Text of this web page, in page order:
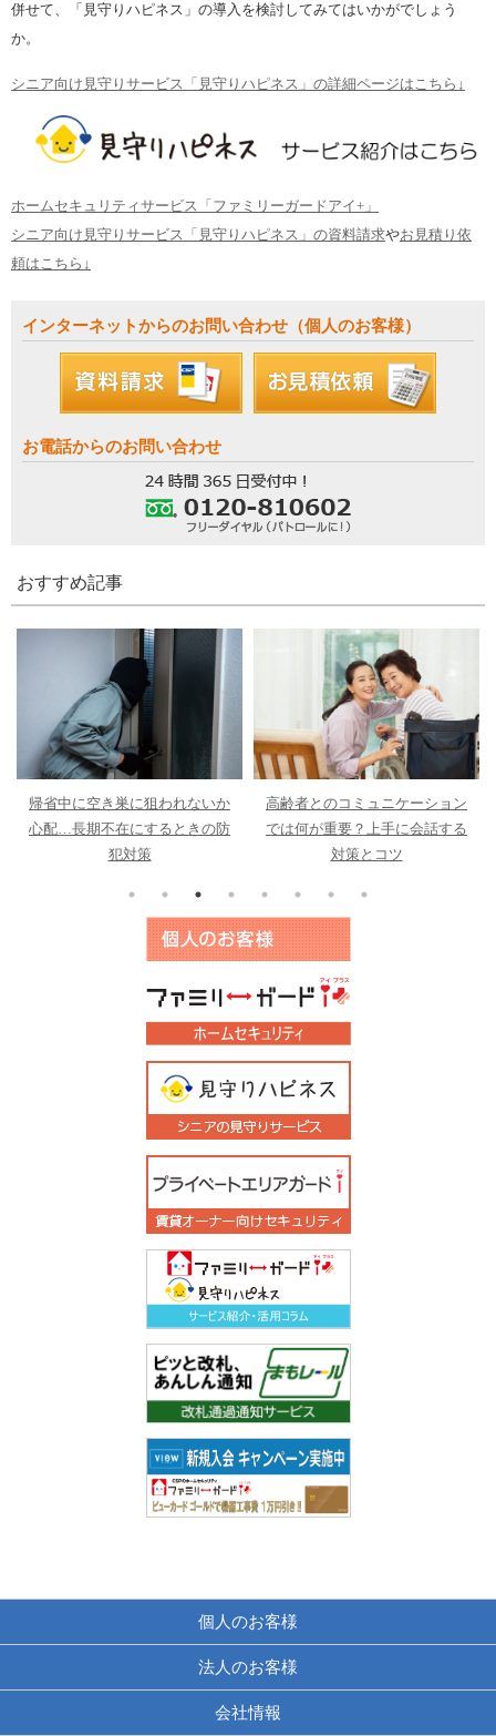
併せて、「見守りハピネス」の導入を検討してみてはいかがでしょう
か。
シニア向け見守りサービス「見守りハピネス」の詳細ページはこちら↓
ホームセキュリティサービス「ファミリーガードアイ+」
シニア向け見守りサービス「見守りハピネス」の資料請求やお見積り依
頼はこちら↓
インターネットからのお問い合わせ（個人のお客様）
お電話からのお問い合わせ
おすすめ記事
帰省中に空き巣に狙われないか
心配…長期不在にするときの防
犯対策
高齢者とのコミュニケーション
では何が重要？上手に会話する
対策とコツ
個人のお客様
法人のお客様
会社情報